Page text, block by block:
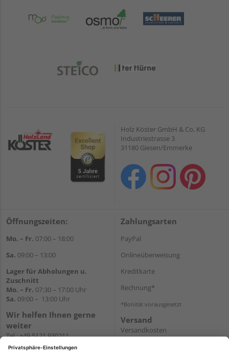
Holz Köster GmbH & Co. KG
Industriestrasse 3
31180 Giesen/Emmerke
Öffnungszeiten:
Mo. – Fr. 07:00 – 18:00
Sa. 09:00 – 13:00
Lager für Abholungen u.
Zuschnitt
Mo. – Fr. 07:30 – 17:00 Uhr
Sa. 09:00 – 13:00 Uhr
Wir helfen Ihnen gerne
weiter
Tel.:+49 5121 930211
E-Mail:holzlandshop@holzland-
Zahlungsarten
PayPal
Onlineüberweisung
Kreditkarte
Rechnung*
*Bonität vorausgesetzt
Versand
Versandkosten